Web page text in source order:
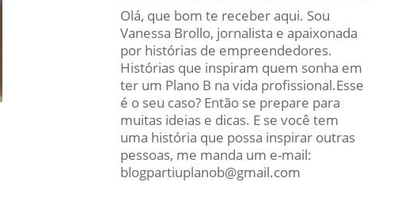
Olá, que bom te receber aqui. Sou
Vanessa Brollo, jornalista e apaixonada
por histórias de empreendedores.
Histórias que inspiram quem sonha em
ter um Plano B na vida profissional.Esse
é o seu caso? Então se prepare para
muitas ideias e dicas. E se você tem
uma história que possa inspirar outras
pessoas, me manda um e-mail:
blogpartiuplanob@gmail.com